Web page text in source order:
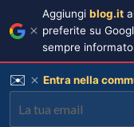
Aggiungi blog.it
preferite su
sempre informato
✉️ Entra nella